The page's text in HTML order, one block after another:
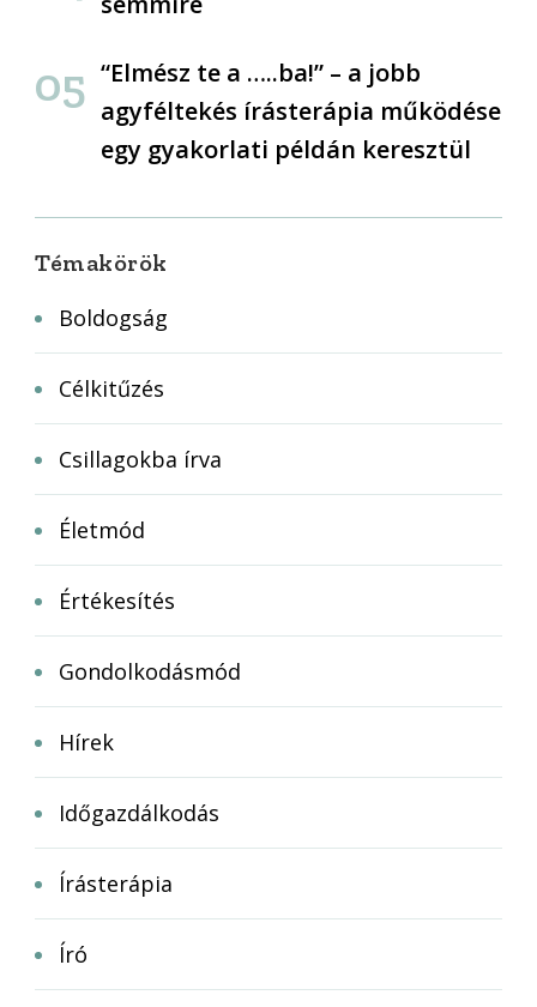
“Elmész te a …..ba!” – a jobb
agyféltekés írásterápia működése
egy gyakorlati példán keresztül
Témakörök
Boldogság
Célkitűzés
Csillagokba írva
Életmód
Értékesítés
Gondolkodásmód
Hírek
Időgazdálkodás
Írásterápia
Író